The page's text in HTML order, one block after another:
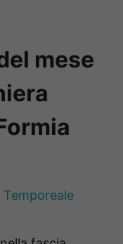
mese
Temporeale